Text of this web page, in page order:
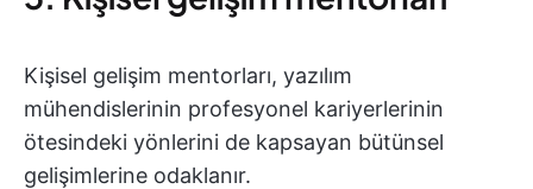
Kişisel gelişim mentorları, yazılım
mühendislerinin profesyonel kariyerlerinin
ötesindeki yönlerini de kapsayan bütünsel
gelişimlerine odaklanır.